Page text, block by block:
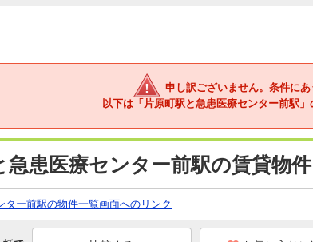
申し訳ございません。条件に
以下は「片原町駅と急患医療センター前駅」
急患医療センター前駅の賃貸物
ター前駅の物件一覧画面へのリンク